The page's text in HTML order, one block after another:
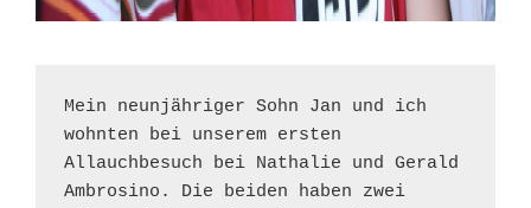
Mein neunjähriger Sohn Jan und ich
wohnten bei unserem ersten
Allauchbesuch bei Nathalie und Gerald
Ambrosino. Die beiden haben zwei